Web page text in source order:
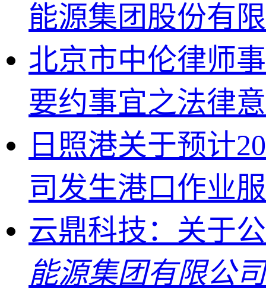
能源集团股份有
北京市中伦律师
要约事宜之法律
日照港关于预计
司发生港口作业
云鼎科技：关于
能源集团有限公司